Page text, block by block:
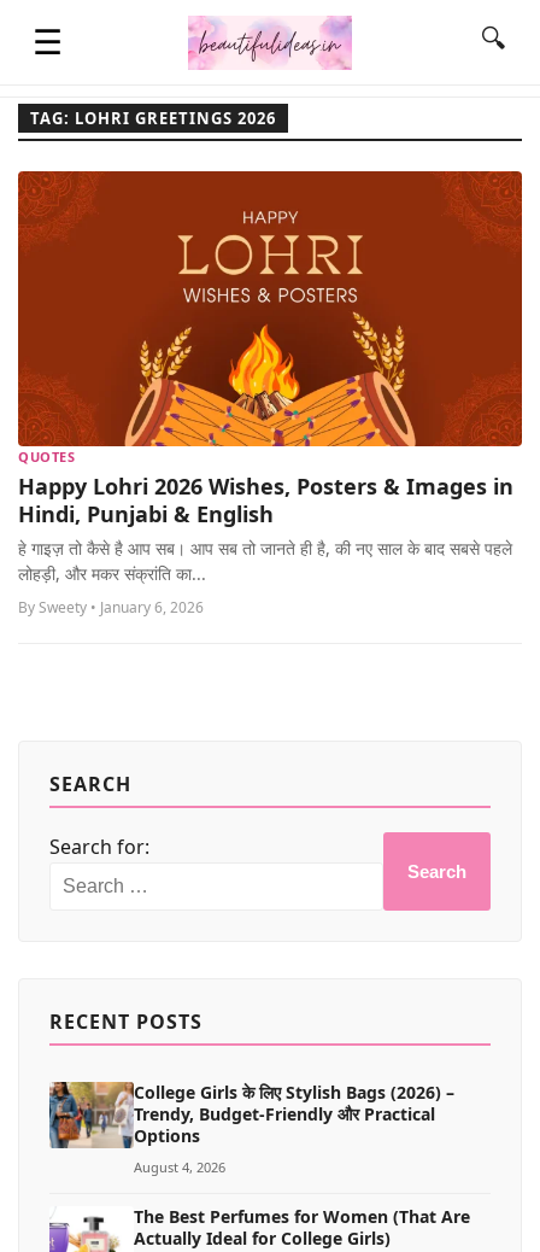
☰
QUOTES
FASHION & STYLE
CONTACT NAME IDEAS
MORE
🔍
TAG: LOHRI GREETINGS 2026
QUOTES
Happy Lohri 2026 Wishes, Posters & Images in
Hindi, Punjabi & English
हे गाइज़ तो कैसे है आप सब। आप सब तो जानते ही है, की नए साल के बाद सबसे पहले
लोहड़ी, और मकर संक्रांति का...
By Sweety • January 6, 2026
SEARCH
Search for:
Search
RECENT POSTS
College Girls के लिए Stylish Bags (2026) –
Trendy, Budget-Friendly और Practical
Options
August 4, 2026
The Best Perfumes for Women (That Are
Actually Ideal for College Girls)